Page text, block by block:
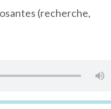
(recherche,